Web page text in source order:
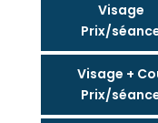
Visage
Prix/
Visage +
Prix/